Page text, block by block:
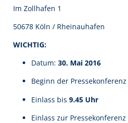
Im Zollhafen 1
50678 Köln / Rheinauhafen
WICHTIG:
Datum: 30. Mai 2016
Beginn der Pressekonferenz
Einlass bis 9.45 Uhr
Einlass zur Pressekonferenz